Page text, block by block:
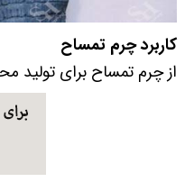
کاربرد چرم تمساح
از چرم تمساح برای تولید